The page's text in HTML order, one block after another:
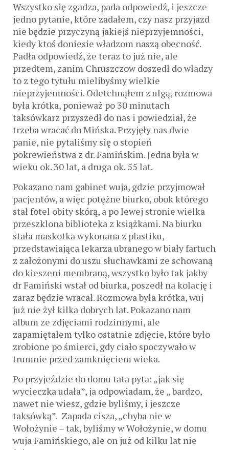
Wszystko się zgadza, pada odpowiedź, i jeszcze
jedno pytanie, które zadałem, czy nasz przyjazd
nie będzie przyczyną jakiejś nieprzyjemności,
kiedy ktoś doniesie władzom naszą obecność.
Padła odpowiedź, że teraz to już nie, ale
przedtem, zanim Chruszczow doszedł do władzy
to z tego tytułu mielibyśmy wielkie
nieprzyjemności. Odetchnąłem z ulgą, rozmowa
była krótka, ponieważ po 30 minutach
taksówkarz przyszedł do nas i powiedział, że
trzeba wracać do Mińska. Przyjęły nas dwie
panie, nie pytaliśmy się o stopień
pokrewieństwa z dr. Famińskim. Jedna była w
wieku ok. 30 lat, a druga ok. 55 lat.
Pokazano nam gabinet wuja, gdzie przyjmował
pacjentów, a więc potężne biurko, obok którego
stał fotel obity skórą, a po lewej stronie wielka
przeszklona biblioteka z książkami. Na biurku
stała maskotka wykonana z plastiku,
przedstawiająca lekarza ubranego w biały fartuch
z założonymi do uszu słuchawkami ze schowaną
do kieszeni membraną, wszystko było tak jakby
dr Famiński wstał od biurka, poszedł na kolację i
zaraz będzie wracał. Rozmowa była krótka, wuj
już nie żył kilka dobrych lat. Pokazano nam
album ze zdjęciami rodzinnymi, ale
zapamiętałem tylko ostatnie zdjęcie, które było
zrobione po śmierci, gdy ciało spoczywało w
trumnie przed zamknięciem wieka.
Po przyjeździe do domu tata pyta: „jak się
wycieczka udała”, ja odpowiadam, że „ bardzo,
nawet nie wiesz, gdzie byliśmy, i jeszcze
taksówką”. Zapada cisza, „chyba nie w
Wołożynie – tak, byliśmy w Wołożynie, w domu
wuja Famińskiego, ale on już od kilku lat nie